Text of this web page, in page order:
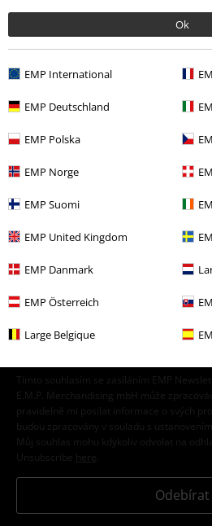
Ok
EMP International
EMP Deutschland
EMP Polska
EMP Norge
EMP Suomi
EMP United Kingdom
EMP Danmark
EMP Österreich
Large Belgique
More categories. More options.
Merch kapel Média
Merch kapel Top Bands Powerwolf
Merch kapel
Výprodej % Média
Získejte 20% slevový poukaz, když se
Tímto souhlasím se zasíláním EMP
E.M.P. Merchandising mbH může
pravidelně mi posílat informace o svých
budou zpracovány v souladu s
Můj souhlas mohu kdykoliv odvolat na
Unsubscribe here
Odebírat